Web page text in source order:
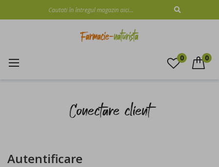
CAUTARE
0 0
Conectare client
Autentificare